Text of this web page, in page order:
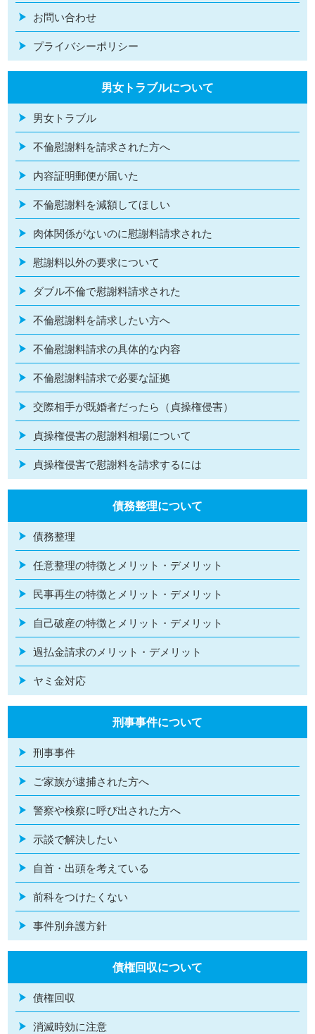
お問い合わせ
プライバシーポリシー
男女トラブルについて
男女トラブル
不倫慰謝料を請求された方へ
内容証明郵便が届いた
不倫慰謝料を減額してほしい
肉体関係がないのに慰謝料請求された
慰謝料以外の要求について
ダブル不倫で慰謝料請求された
不倫慰謝料を請求したい方へ
不倫慰謝料請求の具体的な内容
不倫慰謝料請求で必要な証拠
交際相手が既婚者だったら（貞操権侵害）
貞操権侵害の慰謝料相場について
貞操権侵害で慰謝料を請求するには
債務整理について
債務整理
任意整理の特徴とメリット・デメリット
民事再生の特徴とメリット・デメリット
自己破産の特徴とメリット・デメリット
過払金請求のメリット・デメリット
ヤミ金対応
刑事事件について
刑事事件
ご家族が逮捕された方へ
警察や検察に呼び出された方へ
示談で解決したい
自首・出頭を考えている
前科をつけたくない
事件別弁護方針
債権回収について
債権回収
消滅時効に注意